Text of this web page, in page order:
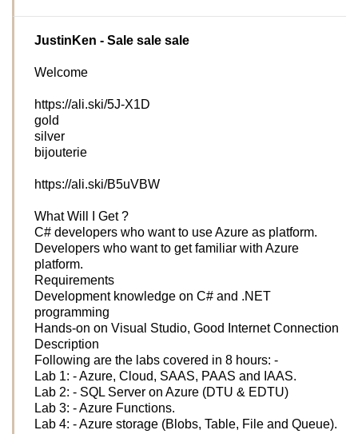
JustinKen - Sale sale sale
Welcome
https://ali.ski/5J-X1D
gold
silver
bijouterie
https://ali.ski/B5uVBW
What Will I Get ?
C# developers who want to use Azure as platform.
Developers who want to get familiar with Azure
platform.
Requirements
Development knowledge on C# and .NET
programming
Hands-on on Visual Studio, Good Internet Connection
Description
Following are the labs covered in 8 hours: -
Lab 1: - Azure, Cloud, SAAS, PAAS and IAAS.
Lab 2: - SQL Server on Azure (DTU & EDTU)
Lab 3: - Azure Functions.
Lab 4: - Azure storage (Blobs, Table, File and Queue).